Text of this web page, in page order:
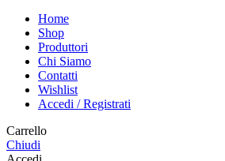
Home
Shop
Produttori
Chi Siamo
Contatti
Wishlist
Accedi / Registrati
Carrello
Chiudi